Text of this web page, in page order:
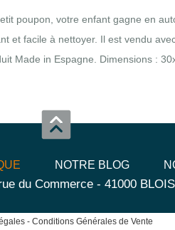
NOTRE BLOG
du Commerce - 41000
poupon, votre enfant gagne en
et facile à nettoyer. Il est vendu
Made in Espagne. Dimensions :
- Conditions Générales de Vente